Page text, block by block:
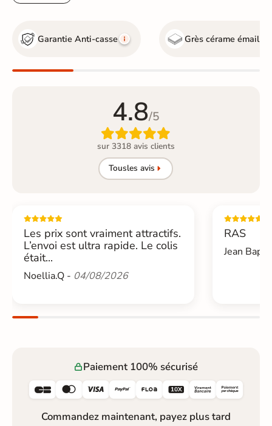
Garantie Anti-casse Grès cérame émaillé
4.8/5

sur 3318 avis clients
Tousles avis
Les prix sont vraiment attractifs.
L’envoi est ultra rapide. Le colis
était...
Noellia.Q - 04/08/2026
RAS
Jean
Paiement 100% sécurisé
     
Commandez maintenant, payez plus tard